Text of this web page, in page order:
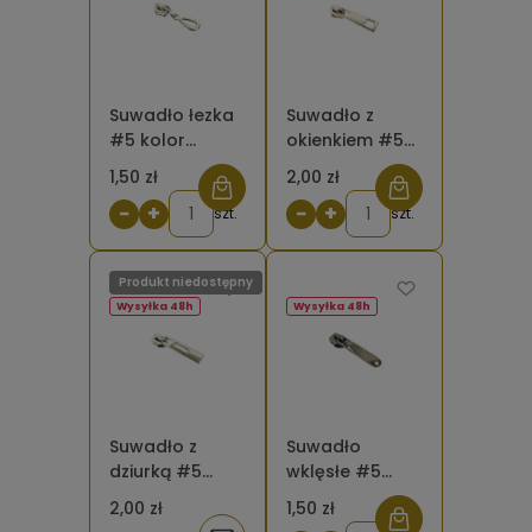
Suwadło łezka
#5 kolor
srebrny do
taśmy
suwakowej
1,50 zł
− + szt.
Suwadło z
okienkiem #5
srebrne do
taśmy
suwakowej
spiralnej
2,00 zł
− + szt.
Suwadło z
dziurką #5
srebrne do
taśmy
2,00 zł
Wysyłka 48h
Produkt niedostępny
Suwadło
wklęsłe #5
kolor czarny
matowy do
1,50 zł
Wysyłka 48h